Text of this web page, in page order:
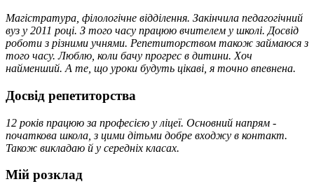
Магістратура, філологічне відділення. Закінчила педагогічний
вуз у 2011 році. З того часу працюю вчителем у школі. Досвід
роботи з різними учнями. Репетиторством також займаюся з
того часу. Люблю, коли бачу прогрес в дитини. Хоч
найменший. А те, що уроки будуть цікаві, я точно впевнена.
Досвід репетиторства
12 років працюю за професією у ліцеї. Основний напрям -
початкова школа, з цими дітьми добре входжу в контакт.
Також викладаю й у середніх класах.
Мій розклад